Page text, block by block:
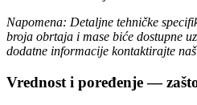
Napomena: Detaljne tehničke
broja obrtaja i mase biće dostupne
dodatne informacije kontaktirajte
Vrednost i poređenje —